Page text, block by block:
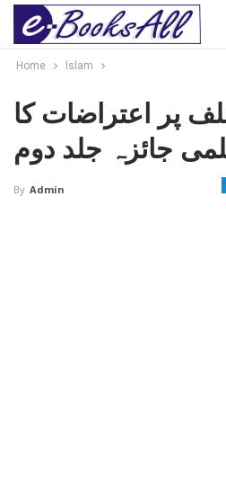
Home Islam
پر اعتراضات کا
جائزہ جلد دوم
By Admin